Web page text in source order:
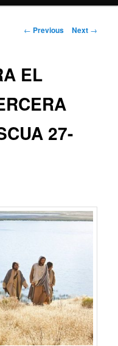
Post
← Previous Next →
EL
27-